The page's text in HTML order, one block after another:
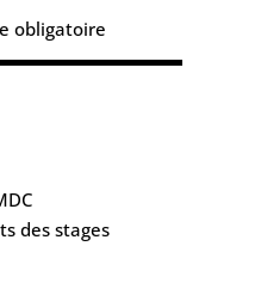
obligatoire
des stages